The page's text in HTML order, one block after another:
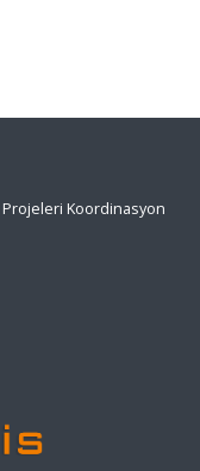
Koordinasyon